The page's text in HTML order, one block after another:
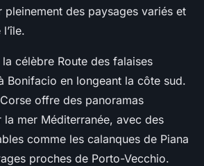
des paysages variés et
célèbre Route des falaises
Bonifacio en longeant la côte sud.
offre des panoramas
la mer Méditerranée, avec des
comme les calanques de Piana
proches de Porto-Vecchio.